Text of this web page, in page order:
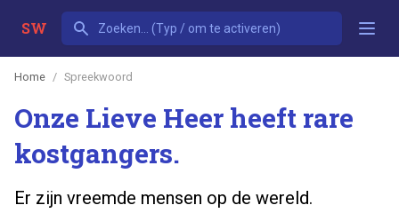
SW
Home Spreekwoord
Onze Lieve Heer heeft rare
kostgangers.
Er zijn vreemde mensen op de wereld.